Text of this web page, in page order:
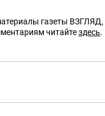
газеты ВЗГЛЯД,
читайтездесь.